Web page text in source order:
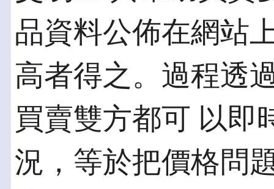
品資料公佈在網站
高者得之。過程透
買賣雙方都可 以即
況，等於把價格問